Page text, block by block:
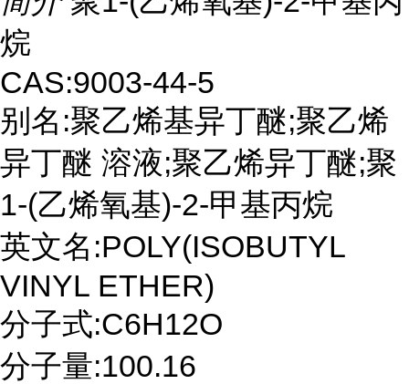
烷
CAS:9003-44-5
别名:聚乙烯基异丁醚;聚乙烯
异丁醚 溶液;聚乙烯异丁醚;聚
1-(乙烯氧基)-2-甲基丙烷
英文名:POLY(ISOBUTYL
VINYL ETHER)
分子式:C6H12O
分子量:100.16